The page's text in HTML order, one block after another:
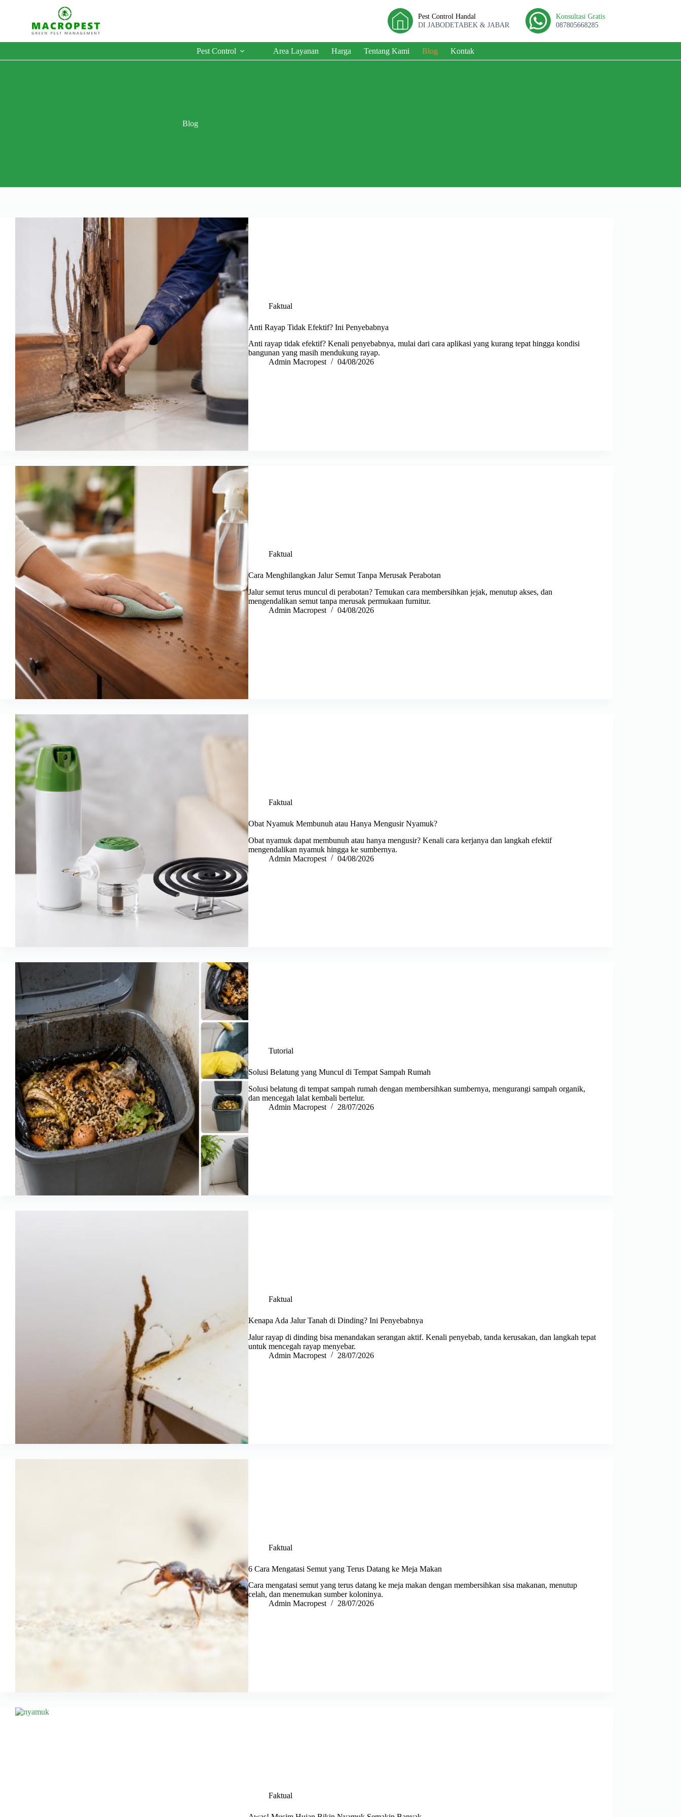
Pest Control Handal
DI JABODETABEK & JABAR
Konsultasi Gratis
087805668285
Pest Control Area Layanan Harga Tentang Kami Blog Kontak
Blog
Faktual
Anti Rayap Tidak Efektif? Ini Penyebabnya
Anti rayap tidak efektif? Kenali penyebabnya, mulai dari cara aplikasi yang kurang tepat hingga kondisi
bangunan yang masih mendukung rayap.
Admin Macropest
04/08/2026
Faktual
Cara Menghilangkan Jalur Semut Tanpa Merusak Perabotan
Jalur semut terus muncul di perabotan? Temukan cara membersihkan jejak, menutup akses, dan
mengendalikan semut tanpa merusak permukaan furnitur.
Admin Macropest
04/08/2026
Faktual
Obat Nyamuk Membunuh atau Hanya Mengusir Nyamuk?
Obat nyamuk dapat membunuh atau hanya mengusir? Kenali cara kerjanya dan langkah efektif
mengendalikan nyamuk hingga ke sumbernya.
Admin Macropest
04/08/2026
Tutorial
Solusi Belatung yang Muncul di Tempat Sampah Rumah
Solusi belatung di tempat sampah rumah dengan membersihkan sumbernya, mengurangi sampah organik,
dan mencegah lalat kembali bertelur.
Admin Macropest
28/07/2026
Faktual
Kenapa Ada Jalur Tanah di Dinding? Ini Penyebabnya
Jalur rayap di dinding bisa menandakan serangan aktif. Kenali penyebab, tanda kerusakan, dan langkah tepat
untuk mencegah rayap menyebar.
Admin Macropest
28/07/2026
Faktual
6 Cara Mengatasi Semut yang Terus Datang ke Meja Makan
Cara mengatasi semut yang terus datang ke meja makan dengan membersihkan sisa makanan, menutup
celah, dan menemukan sumber koloninya.
Admin Macropest
28/07/2026
Faktual